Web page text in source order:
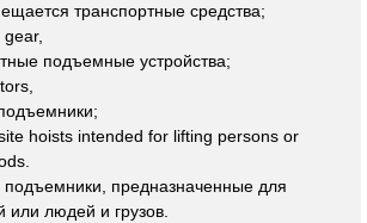
транспортные средства;
подъемные устройства;
hoists intended for lifting persons or
подъемники, предназначенные для
людей и грузов.